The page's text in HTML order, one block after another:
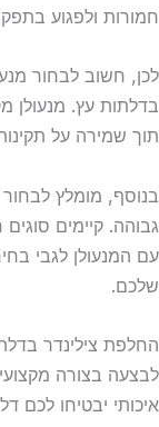
חמורות ולפגוע
לכן, חשוב לבחור
בדלתות עץ. מנעולן
תוך שמירה על
בנוסף, מומלץ
גבוהה. קיימים
עם המנעולן לגבי
שלכם.
החלפת צילינדר
לבצעה בצורה
איכותי יבטיחו לכם